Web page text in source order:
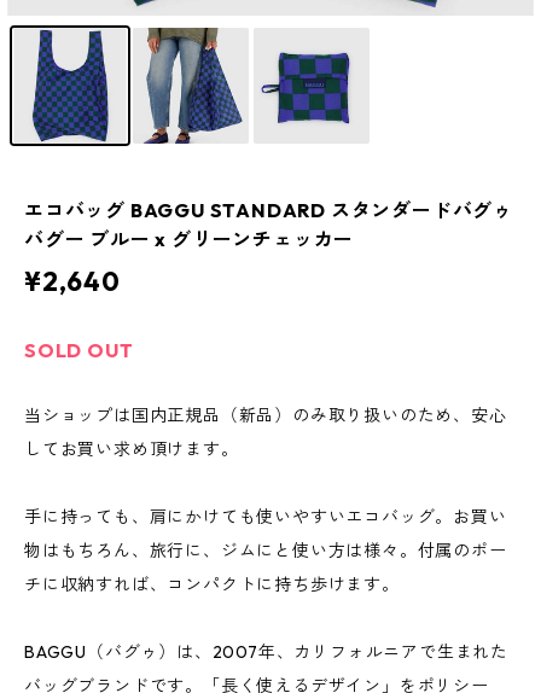
エコバッグ BAGGU STANDARD スタンダードバグゥ
バグー ブルー x グリーンチェッカー
¥2,640
SOLD OUT
当ショップは国内正規品（新品）のみ取り扱いのため、安心
してお買い求め頂けます。
手に持っても、肩にかけても使いやすいエコバッグ。お買い
物はもちろん、旅行に、ジムにと使い方は様々。付属のポー
チに収納すれば、コンパクトに持ち歩けます。
BAGGU（バグゥ）は、2007年、カリフォルニアで生まれた
バッグブランドです。「長く使えるデザイン」をポリシー